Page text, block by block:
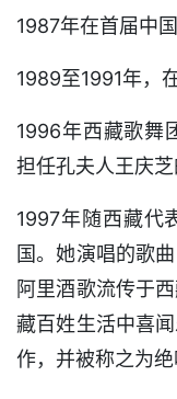
1987年在首届中
1989至1991年，
1996年西藏歌舞
担任孔夫人王庆芝
1997年随西藏代
国。她演唱的歌
阿里酒歌流传于
藏百姓生活中喜
作，并被称之为绝